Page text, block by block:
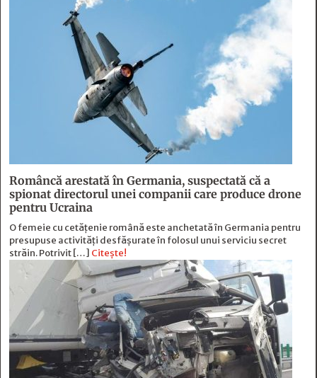
Româncă arestată în Germania, suspectată că a
spionat directorul unei companii care produce drone
pentru Ucraina
O femeie cu cetățenie română este anchetată în Germania pentru
presupuse activități desfășurate în folosul unui serviciu secret
străin. Potrivit […] Citește!